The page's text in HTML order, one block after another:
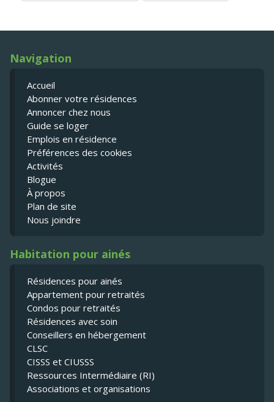
Navigation
Accueil
Abonner votre résidences
Annoncer chez nous
Guide se loger
Emplois en résidence
Préférences des cookies
Activités
Blogue
À propos
Plan de site
Nous joindre
Habitation pour ainés
Résidences pour ainés
Appartement pour retraités
Condos pour retraités
Résidences avec soin
Conseillers en hébergement
CLSC
CISSS et CIUSSS
Ressources Intermédiaire (RI)
Associations et organisations